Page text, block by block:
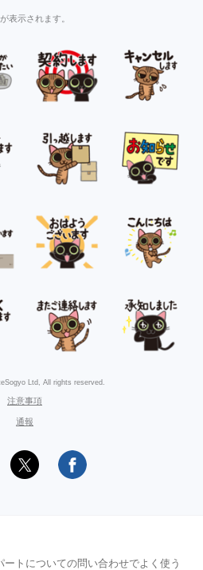
表示されます。
Ltd, All rights reserved.
注意事項
通報
トについての問い合わせでよく使う